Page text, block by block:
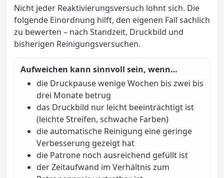
Nicht jeder Reaktivierungsversuch lohnt sich. Die
folgende Einordnung hilft, den eigenen Fall sachlich
zu bewerten – nach Standzeit, Druckbild und
bisherigen Reinigungsversuchen.
Aufweichen kann sinnvoll sein, wenn…
die Druckpause wenige Wochen bis zwei bis
drei Monate betrug
das Druckbild nur leicht beeinträchtigt ist
(leichte Streifen, schwache Farben)
die automatische Reinigung eine geringe
Verbesserung gezeigt hat
die Patrone noch ausreichend gefüllt ist
der Zeitaufwand im Verhältnis zum